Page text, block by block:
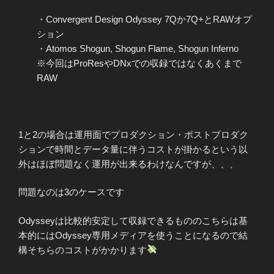
・Convergent Design Odyssey 7Qか7Q+とRAWオプ
ション
・Atomos Shogun, Shogun Flame, Shogun Inferno
※今回はProResやDNxでの収録ではなくあくまで
RAW
1と2の場合は運用面でプロダクション・ポストプロダク
ションで時間とデータ量に伴うコストが掛かるという以
外はほぼ問題なく運用が出来るわけなんですが、、、
問題なのは3のケースです
Odysseyは比較的安定して収録できるもののこちらは基
本的にはOdyssey専用メディアを使うことになるので結
構そちらのコストがかかります